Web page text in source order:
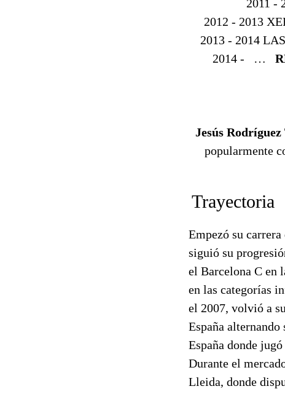
2011 -
2012 - 2013
2013 - 2014
2014 - …
Jesús Rodríguez
popularmente
Trayectoria
Empezó su
siguió su
el Barcelona C en
en las categorías
el 2007, volvió a
España
España donde
Durante el
Lleida, donde